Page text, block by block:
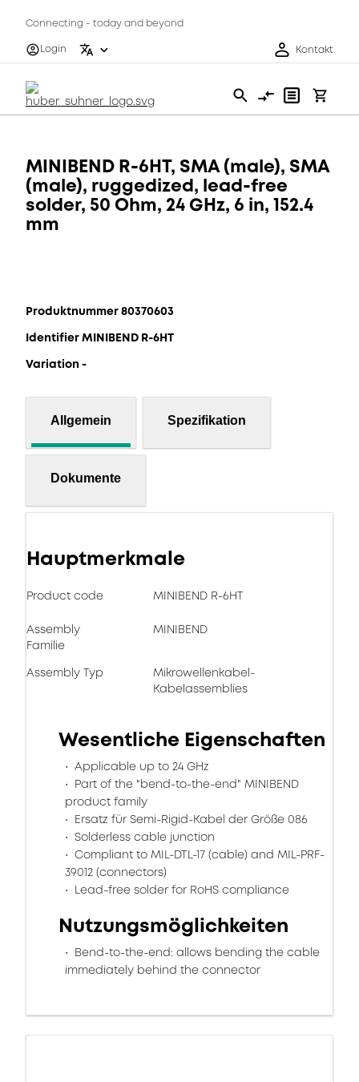
Connecting - today and beyond
Login
Kontakt
MINIBEND R-6HT, SMA (male), SMA
(male), ruggedized, lead-free
solder, 50 Ohm, 24 GHz, 6 in, 152.4
mm
Produktnummer 80370603
Identifier MINIBEND R-6HT
Variation -
Allgemein Spezifikation
Dokumente
Hauptmerkmale
Product code MINIBEND R-6HT
Assembly
Familie
MINIBEND
Assembly Typ
Mikrowellenkabel-
Kabelassemblies
Wesentliche Eigenschaften
Applicable up to 24 GHz
Part of the "bend-to-the-end" MINIBEND
product family
Ersatz für Semi-Rigid-Kabel der Größe 086
Solderless cable junction
Compliant to MIL-DTL-17 (cable) and MIL-PRF-
39012 (connectors)
Lead-free solder for RoHS compliance
Nutzungsmöglichkeiten
Bend-to-the-end: allows bending the cable
immediately behind the connector